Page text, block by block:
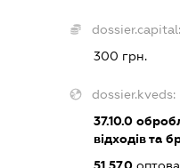
dossier.capital:
300 грн.
dossier.kveds:
37.10.0
відходів та